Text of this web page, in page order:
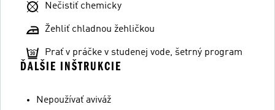
Nečistiť chemicky
Žehliť chladnou žehličkou
Prať v práčke v studenej vode, šetrný program
ĎALŠIE INŠTRUKCIE
Nepoužívať aviváž